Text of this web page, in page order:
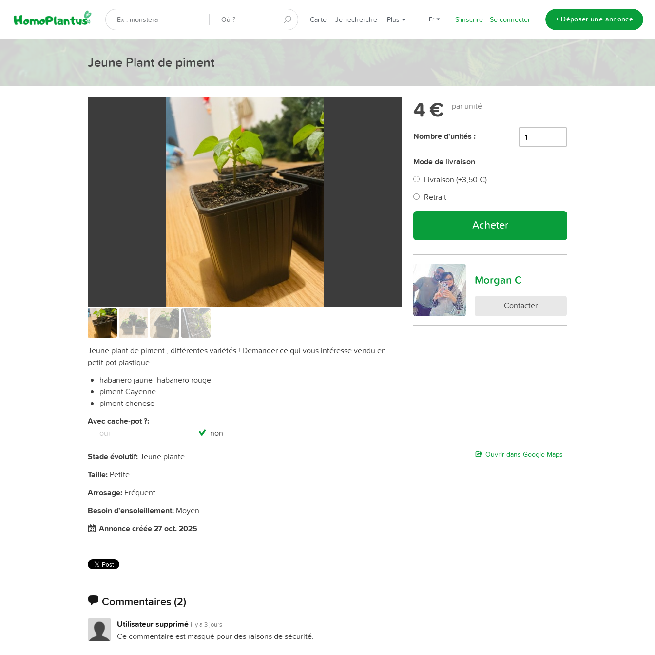
Carte Je recherche Plus fr S'inscrire Se connecter + Déposer une annonce
Jeune Plant de piment
Jeune plant de piment , différentes variétés ! Demander ce qui vous intéresse vendu en
petit pot plastique
habanero jaune -habanero rouge
piment Cayenne
piment chenese
Avec cache-pot ?:
oui non
Stade évolutif:Jeune plante
Taille: Petite
Arrosage: Fréquent
Besoin d'ensoleillement: Moyen
Annonce créée 27 oct. 2025
Commentaires (2)
Utilisateur supprimé il y a 3 jours
Ce commentaire est masqué pour des raisons de sécurité.
4 € par unité
Nombre d'unités :
Mode de livraison
Livraison (+3,50 €)
Retrait
Acheter
Morgan C
Contacter
Ouvrir dans Google Maps